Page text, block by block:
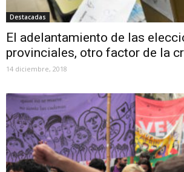
Destacadas
El adelantamiento de las
provinciales, otro factor de la
14 diciembre, 2018